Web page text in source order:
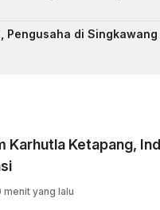
Pengusaha di
Karhutla Ketapang,
menit yang lalu